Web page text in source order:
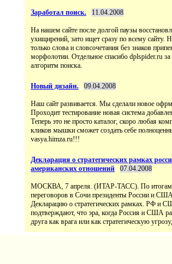
Заработал поиск. 11.04.2008
На нашем сайте после долгой паузы
ухищирений, зато ищет сразу по всему сайту.
только слова и словсочетания без знаков
морфолотии. Отдельное спасибо dplspider.ru за
алгоритм поиска.
Новый дизайн. 09.04.2008
Наш сайт развивается. Мы сделали новое
Проходит тестирование новая система
Теперь это не просто каталог, скоро любая
кликов мышки сможет создать себе
vasya.himza.ru!!!
Декларация о стратегических рамках
американских отношений
07.04.2008
МОСКВА, 7 апреля. (ИТАР-ТАСС). По итогам
переговоров в Сочи президенты России и
Декларацию о стратегических рамках. РФ и
подтверждают, что эра, когда Россия и США
друга как врага или как стратегическую